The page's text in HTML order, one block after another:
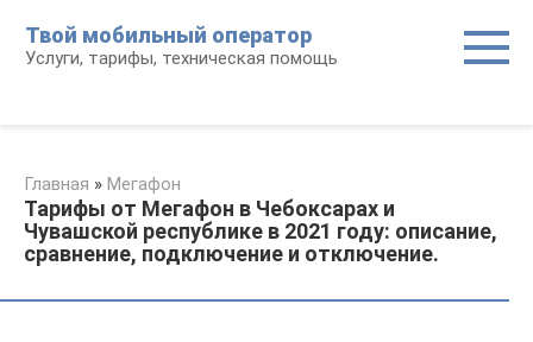
контенту
Твой мобильный оператор
Услуги, тарифы, техническая помощь
Главная » Мегафон
Тарифы от Мегафон в Чебоксарах и
Чувашской республике в 2021 году: описание,
сравнение, подключение и отключение.